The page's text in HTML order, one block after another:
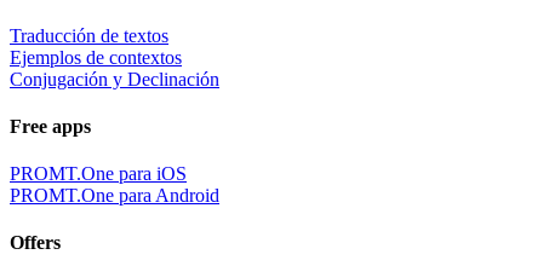
Traducción de textos
Ejemplos de contextos
Conjugación y Declinación
Free apps
PROMT.One para iOS
PROMT.One para Android
Offers